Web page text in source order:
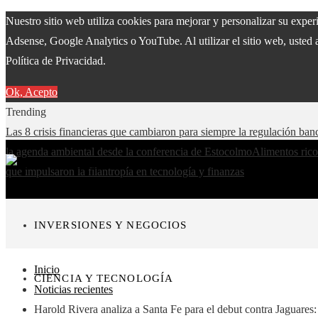
Nuestro sitio web utiliza cookies para mejorar y personalizar su
Adsense, Google Analytics o YouTube. Al utilizar el sitio web, usted
Política de Privacidad.
Ok, Acepto
Trending
Las 8 crisis financieras que cambiaron para siempre la regulación
la agenda ambiental desde la conferencia de EstocolmoAlimentos
que impulsaron la filantropía en tecnología y finanzas
INVERSIONES Y NEGOCIOS
CIENCIA Y TECNOLOGÍA
Inicio
Noticias recientes
Harold Rivera analiza a Santa Fe para el debut contra